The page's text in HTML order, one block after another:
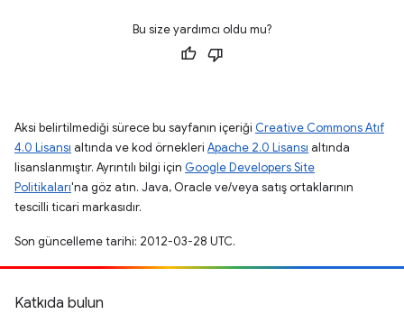
Bu size yardımcı oldu mu?
Aksi belirtilmediği sürece bu sayfanın içeriği Creative Commons Atıf
4.0 Lisansı altında ve kod örnekleri Apache 2.0 Lisansı altında
lisanslanmıştır. Ayrıntılı bilgi için Google Developers Site
Politikaları'na göz atın. Java, Oracle ve/veya satış ortaklarının
tescilli ticari markasıdır.
Son güncelleme tarihi: 2012-03-28 UTC.
Katkıda bulun